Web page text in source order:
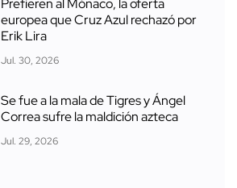
Prefieren al Mónaco, la oferta
europea que Cruz Azul rechazó por
Erik Lira
Jul. 30, 2026
Se fue a la mala de Tigres y Ángel
Correa sufre la maldición azteca
Jul. 29, 2026